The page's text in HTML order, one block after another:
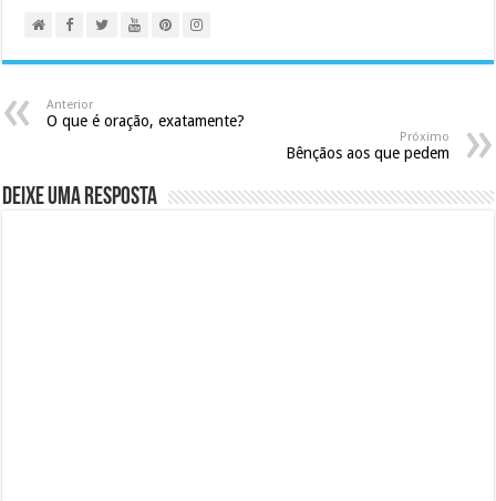
Anterior
O que é oração, exatamente?
Próximo
Bênçãos aos que pedem
Deixe uma resposta